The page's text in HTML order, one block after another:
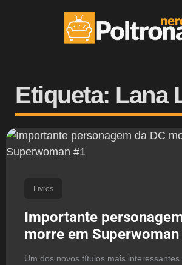
Etiqueta: Lana
Livros
Importante
morre em Superwoman
Um dos novos títulos mais